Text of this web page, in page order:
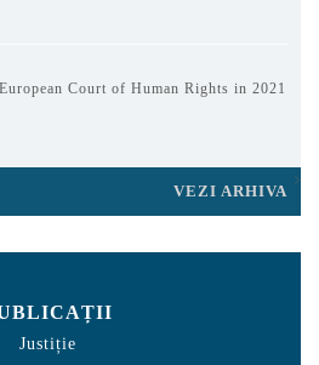
Court of Human Rights in 2021
VEZI ARHIVA
Justiție